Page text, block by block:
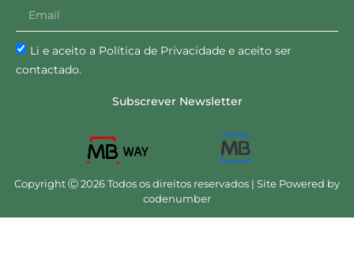
Li e aceito a Política de Privacidade e aceito ser
contactado.
Subscrever Newsletter
Copyright Ⓒ 2026 Todos os direitos reservados | Site Powered by
codenumber